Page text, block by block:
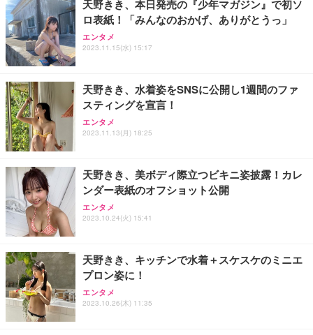
Sezlife オフィスチェア デスクチェア 疲れない テレ
ワーク チェア 強化バックレスト 30度ロッキング機
能 人間工学 椅子 腰サポート 90度跳ね上げ式アーム
務用 おしゃれ パソコンチェア (ブラック)
Sezlife オフィスチェア デスクチェア 疲れない テレ
ワーク チェア 強化バックレスト 30度ロッキング機
能 人間工学 椅子 腰サポート 90度跳ね上げ式アーム
務用 おしゃれ パソコンチェア (ホワイト)
ANDWINT オフィスチェア デスクチェア 肘なし メ
ッシュ 通気性 ランバーサポート付き 腰サポート ガ
ス圧無段階昇降 360度回転 キャスター付き コンパク
【純正品】27"ゲーミングモニター DualSense 充電
フック付き（CFI-ZDM1J）
【整備済み品】Dell E2724HS 27インチ 液晶モニタ
ー フルHD（1920×1080）VA 非光沢 HDMI/DisplayP
ort/VGA スピーカー内蔵 高さ調整 スイベル VESA対
【MiniLED/24.5inch/280Hz/FHD】GRAPHT THE S
HOOTER Gaming Monitor 24” Essential ゲーミン
グモニター QD 24.5インチ 1ms FHD 量子ドット 残
ネオ・ルーライフ ネオ・オムツ L 中型犬用 26枚入
り 単品
Smart Basic(スマートベーシック) 【Amazon.co.jp
限定】 Smart Basic アイリスオーヤマ ペットシーツ
超厚型 お徳用 ワイド 100枚入 (x 1) (ケース販売)
アイリスオーヤマ ペットシーツ 超厚型 お徳用 レギ
ュラー 200枚入【Amazon.co.jp限定】
天野きき、本日発売の『少年マガジン』で初ソ
ロ表紙！「みんなのおかげ、ありがとうっ」
エンタメ
2023.11.15(水) 15:17
天野きき、水着姿をSNSに公開し1週間のファ
スティングを宣言！
エンタメ
2023.11.13(月) 18:25
天野きき、美ボディ際立つビキニ姿披露！カレ
ンダー表紙のオフショット公開
エンタメ
2023.10.24(火) 15:41
天野きき、キッチンで水着＋スケスケのミニエ
プロン姿に！
エンタメ
2023.10.26(木) 11:35